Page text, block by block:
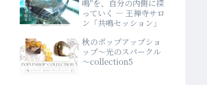
鳴"を、自分の内側に探
っていく ― 王禅寺サロ
ン「共鳴セッション」
秋のポップアップショ
ップ～光のスパークル
～collection5